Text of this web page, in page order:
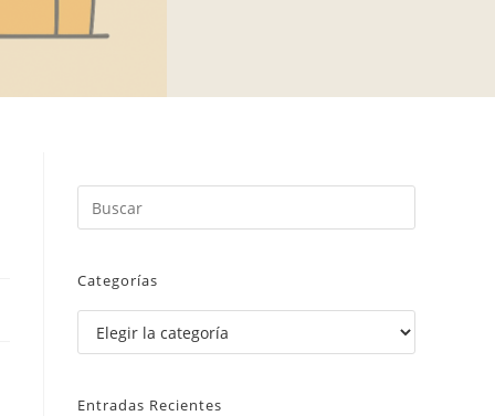
Categorías
Entradas Recientes